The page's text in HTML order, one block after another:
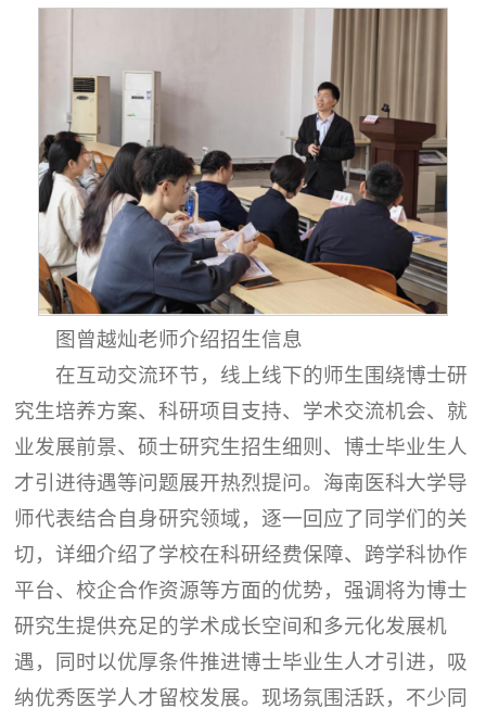
图曾越灿老师介绍招生信息
在互动交流环节，线上线下的师生围绕博士研
究生培养方案、科研项目支持、学术交流机会、就
业发展前景、硕士研究生招生细则、博士毕业生人
才引进待遇等问题展开热烈提问。海南医科大学导
师代表结合自身研究领域，逐一回应了同学们的关
切，详细介绍了学校在科研经费保障、跨学科协作
平台、校企合作资源等方面的优势，强调将为博士
研究生提供充足的学术成长空间和多元化发展机
遇，同时以优厚条件推进博士毕业生人才引进，吸
纳优秀医学人才留校发展。现场氛围活跃，不少同